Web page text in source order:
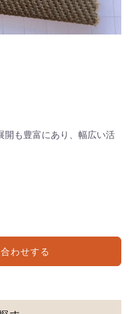
開も豊富にあり、幅広い活
わせする